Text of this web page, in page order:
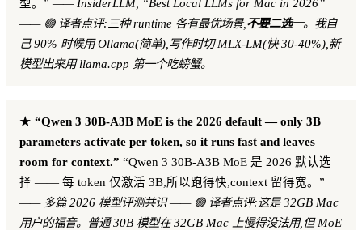
型。” —— InsiderLLM, “Best Local LLMs for Mac in 2026”
—— 🟢 译者点评:三种 runtime 各有最优场景,不要二选一。我自
己 90% 时候用 Ollama(简单),写作时切 MLX-LM(快 30-40%),新
模型出来用 llama.cpp 第一个吃螃蟹。
★ “Qwen 3 30B-A3B MoE is the 2026 default — only 3B
parameters activate per token, so it runs fast and leaves
room for context.” “Qwen 3 30B-A3B MoE 是 2026 默认选
择 —— 每 token 仅激活 3B,所以跑得快,context 留得宽。”
—— 多篇 2026 模型评测共识 —— 🟢 译者点评:这是 32GB Mac
用户的福音。普通 30B 模型在 32GB Mac 上慢得没法用,但 MoE